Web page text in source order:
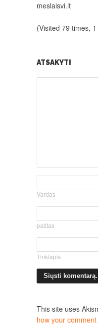
meslaisvi.lt
(Visited 79 times,
ATSAKYTI
Vardas
paštas
Tinklapis
This site uses
how your